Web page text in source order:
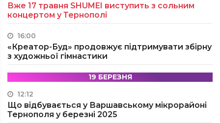
Вже 17 травня SHUMEI виступить з сольним
концертом у Тернополі
16:00
«Креатор-Буд» продовжує підтримувати збірну
з художньої гімнастики
19 БЕРЕЗНЯ
12:12
Що відбувається у Варшавському мікрорайоні
Тернополя у березні 2025